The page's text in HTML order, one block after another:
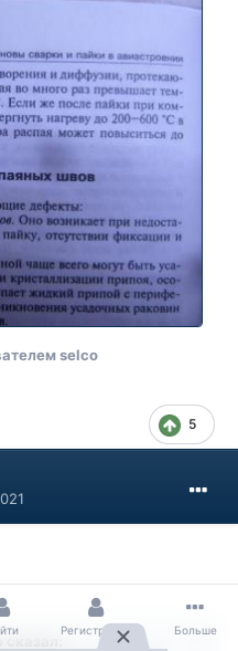
selco
5
Регистрация Больше